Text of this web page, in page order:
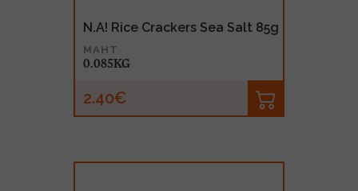
N.A! Rice Crackers Sea Salt 85g
MAHT
0.085KG
2.40€